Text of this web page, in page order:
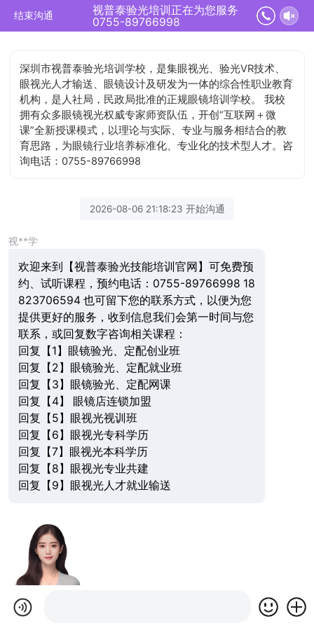
结束沟通
视普泰验光培训正在为您服务
0755-89766998
深圳市视普泰验光培训学校，是集眼视光、验光VR技术、
眼视光人才输送、眼镜设计及研发为一体的综合性职业教育
机构，是人社局，民政局批准的正规眼镜培训学校。 我校
拥有众多眼镜视光权威专家师资队伍，开创“互联网＋微
课”全新授课模式，以理论与实际、专业与服务相结合的教
育思路，为眼镜行业培养标准化、专业化的技术型人才。咨
询电话：0755-89766998
2026-08-06 21:18:23 开始沟通
视**学
欢迎来到【视普泰验光技能培训官网】可免费预
约、试听课程，预约电话：0755-89766998 18
823706594 也可留下您的联系方式，以便为您
提供更好的服务，收到信息我们会第一时间与您
联系，或回复数字咨询相关课程：
回复【1】眼镜验光、定配创业班
回复【2】眼镜验光、定配就业班
回复【3】眼镜验光、定配网课
回复【4】 眼镜店连锁加盟
回复【5】眼视光视训班
回复【6】眼视光专科学历
回复【7】眼视光本科学历
回复【8】眼视光专业共建
回复【9】眼视光人才就业输送